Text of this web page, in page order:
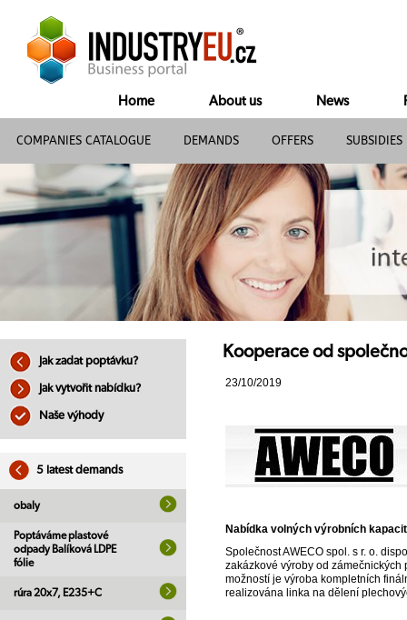
Home About us News
COMPANIES CATALOGUE DEMANDS OFFERS SUBSIDIES
Jak zadat poptávku?
Jak vytvořit nabídku?
Naše výhody
5 latest demands
obaly
Poptáváme plastové
odpady Balíková LDPE
fólie
rúra 20x7, E235+C
Kooperace od
23/10/2019
Nabídka volných výrobních kapacit
Společnost AWECO spol. s r. o.
zakázkové výroby od
možností je výroba kompletních
realizována linka na dělení